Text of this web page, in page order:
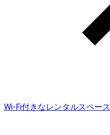
Wi-Fi付きなレンタルスペース